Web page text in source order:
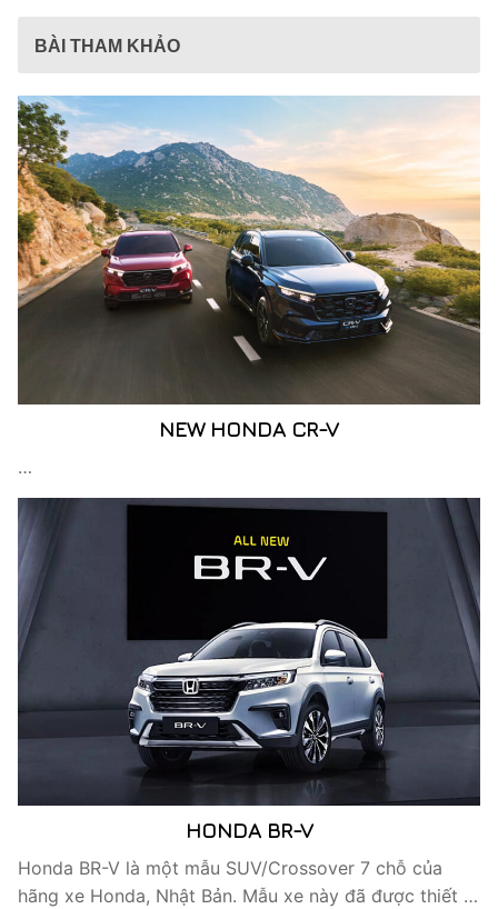
BÀI THAM KHẢO
NEW HONDA CR-V
…
HONDA BR-V
Honda BR-V là một mẫu SUV/Crossover 7 chỗ của
hãng xe Honda, Nhật Bản. Mẫu xe này đã được thiết …